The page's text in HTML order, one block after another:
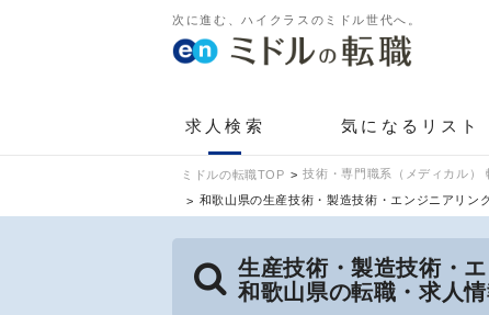
次に進む、ハイクラスのミドル世代へ。
求人検索 気になるリスト
ミドルの転職TOP 技術・専門職系（メディカル）
和歌山県の生産技術・製造技術・エンジニアリン
生産技術・製造技術・
和歌山県の転職・求人